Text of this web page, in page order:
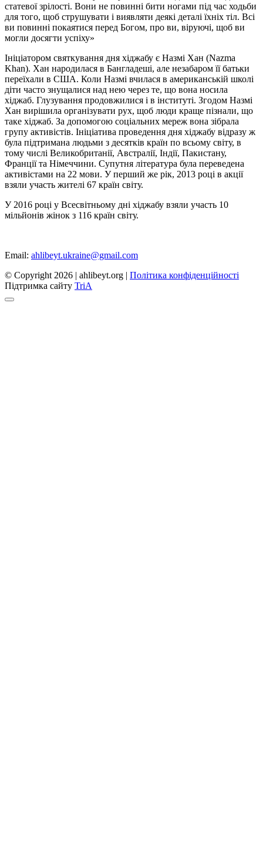
статевої зрілості. Вони не повинні бити ногами під час ходьби
для того, щоб струшувати і виявляти деякі деталі їхніх тіл. Всі
ви повинні покаятися перед Богом, про ви, віруючі, щоб ви
могли досягти успіху»
Ініціатором святкування дня хіджабу є Назмі Хан (Nazma
Khan). Хан народилася в Бангладеші, але незабаром її батьки
переїхали в США. Коли Назмі вчилася в американській школі
діти часто знущалися над нею через те, що вона носила
хіджаб. Глузування продовжилися і в інституті. Згодом Назмі
Хан вирішила організувати рух, щоб люди краще пізнали, що
таке хіджаб. За допомогою соціальних мереж вона зібрала
групу активістів. Ініціатива проведення дня хіджабу відразу ж
була підтримана людьми з десятків країн по всьому світу, в
тому числі Великобританії, Австралії, Індії, Пакистану,
Франції та Німеччини. Супутня література була переведена
активістами на 22 мови. У перший же рік, 2013 році в акції
взяли участь жителі 67 країн світу.
У 2016 році у Всесвітньому дні хіджабу взяли участь 10
мільйонів жінок з 116 країн світу.
Email: ahlibeyt.ukraine@gmail.com
© Copyright 2026 | ahlibeyt.org | Політика конфіденційності
Пiдтримка сайту TriA